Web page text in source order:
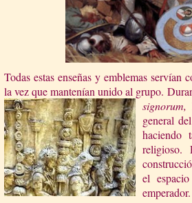
Todas estas enseñas y emblemas servían
la vez que mantenían unido al grupo.
signorum,
general
haciendo
religioso.
el
emperador.